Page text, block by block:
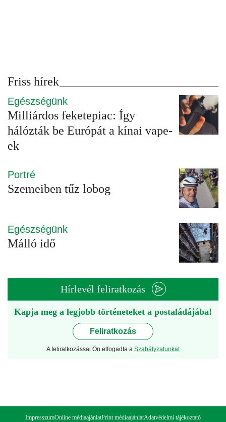
Friss hírek
Egészségünk
Milliárdos feketepiac: Így
hálózták be Európát a kínai vape-
ek
Portré
Szemeiben tűz lobog
Egészségünk
Málló idő
Hírlevél feliratkozás
Kapja meg a legjobb történeteket a postaládájába!
Feliratkozás
A feliratkozással Ön elfogadta a Szabályzatunkat
ImpresszumOnline médiaajánlatPrint médiaajánlatAdatvédelmi tájékoztató